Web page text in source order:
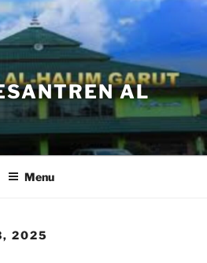
AL
Menu
2025